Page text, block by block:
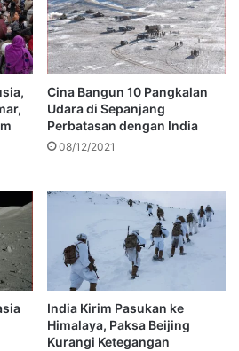
Cina Bangun 10 Pangkalan
Udara di Sepanjang
Perbatasan dengan India
08/12/2021
India Kirim Pasukan ke
Himalaya, Paksa Beijing
Kurangi Ketegangan